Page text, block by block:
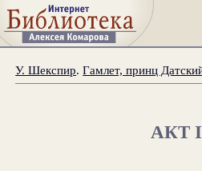
У. Шекспир.Гамлет, принц
АКТ